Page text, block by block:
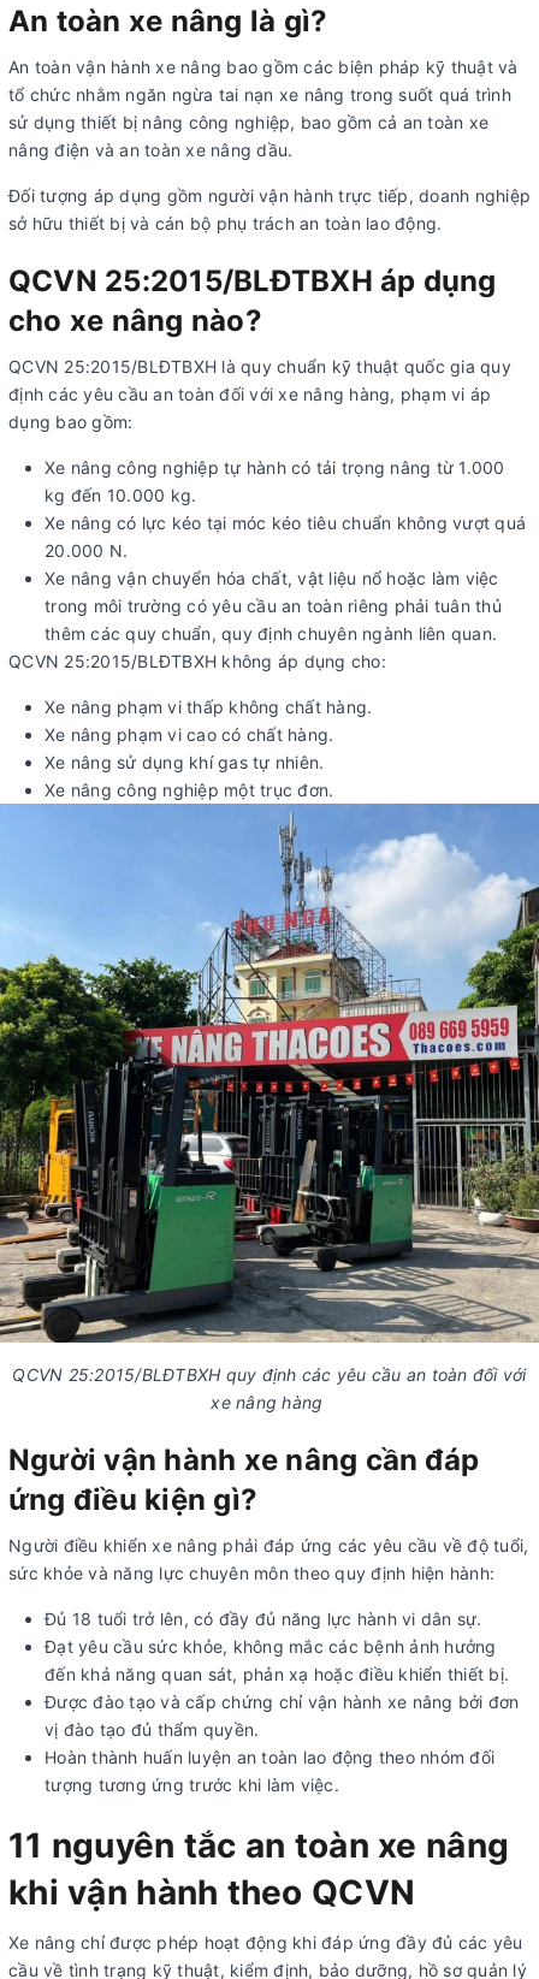
An toàn xe nâng là gì?
An toàn vận hành xe nâng bao gồm các biện pháp kỹ thuật và
tổ chức nhằm ngăn ngừa tai nạn xe nâng trong suốt quá trình
sử dụng thiết bị nâng công nghiệp, bao gồm cả an toàn xe
nâng điện và an toàn xe nâng dầu.
Đối tượng áp dụng gồm người vận hành trực tiếp, doanh nghiệp
sở hữu thiết bị và cán bộ phụ trách an toàn lao động.
QCVN 25:2015/BLĐTBXH áp dụng
cho xe nâng nào?
QCVN 25:2015/BLĐTBXH là quy chuẩn kỹ thuật quốc gia quy
định các yêu cầu an toàn đối với xe nâng hàng, phạm vi áp
dụng bao gồm:
Xe nâng công nghiệp tự hành có tải trọng nâng từ 1.000
kg đến 10.000 kg.
Xe nâng có lực kéo tại móc kéo tiêu chuẩn không vượt quá
20.000 N.
Xe nâng vận chuyển hóa chất, vật liệu nổ hoặc làm việc
trong môi trường có yêu cầu an toàn riêng phải tuân thủ
thêm các quy chuẩn, quy định chuyên ngành liên quan.
QCVN 25:2015/BLĐTBXH không áp dụng cho:
Xe nâng phạm vi thấp không chất hàng.
Xe nâng phạm vi cao có chất hàng.
Xe nâng sử dụng khí gas tự nhiên.
Xe nâng công nghiệp một trục đơn.
QCVN 25:2015/BLĐTBXH quy định các yêu cầu an toàn đối với
xe nâng hàng
Người vận hành xe nâng cần đáp
ứng điều kiện gì?
Người điều khiển xe nâng phải đáp ứng các yêu cầu về độ tuổi,
sức khỏe và năng lực chuyên môn theo quy định hiện hành:
Đủ 18 tuổi trở lên, có đầy đủ năng lực hành vi dân sự.
Đạt yêu cầu sức khỏe, không mắc các bệnh ảnh hưởng
đến khả năng quan sát, phản xạ hoặc điều khiển thiết bị.
Được đào tạo và cấp chứng chỉ vận hành xe nâng bởi đơn
vị đào tạo đủ thẩm quyền.
Hoàn thành huấn luyện an toàn lao động theo nhóm đối
tượng tương ứng trước khi làm việc.
11 nguyên tắc an toàn xe nâng
khi vận hành theo QCVN
Xe nâng chỉ được phép hoạt động khi đáp ứng đầy đủ các yêu
cầu về tình trạng kỹ thuật, kiểm định, bảo dưỡng, hồ sơ quản lý